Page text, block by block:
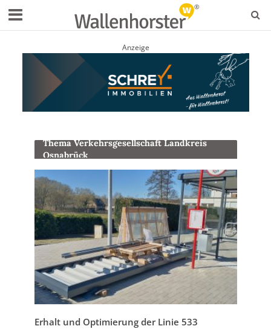
Anzeige
Thema Verkehrsgesellschaft Landkreis
Osnabrück
Erhalt und Optimierung der Linie 533